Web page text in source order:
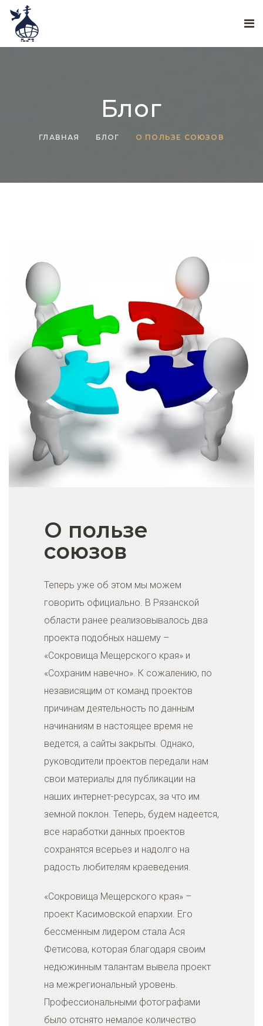
Блог
ГЛАВНАЯ БЛОГ О ПОЛЬЗЕ СОЮЗОВ
О пользе
союзов
Теперь уже об этом мы можем
говорить официально. В Рязанской
области ранее реализовывалось два
проекта подобных нашему –
«Сокровища Мещерского края» и
«Сохраним навечно». К сожалению, по
независящим от команд проектов
причинам деятельность по данным
начинаниям в настоящее время не
ведется, а сайты закрыты. Однако,
руководители проектов передали нам
свои материалы для публикации на
наших интернет-ресурсах, за что им
земной поклон. Теперь, будем надеется,
все наработки данных проектов
сохранятся всерьез и надолго на
радость любителям краеведения.
«Сокровища Мещерского края» –
проект Касимовской епархии. Его
бессменным лидером стала Ася
Фетисова, которая благодаря своим
недюжинным талантам вывела проект
на межрегиональный уровень.
Профессиональными фотографами
было отснято немалое количество